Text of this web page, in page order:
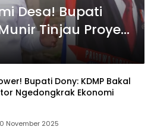
Desa! Bupati
Tinjau Proyek
Haurkuning
Bupati Dony: KDMP Bakal
Ngedongkrak Ekonomi
November 2025